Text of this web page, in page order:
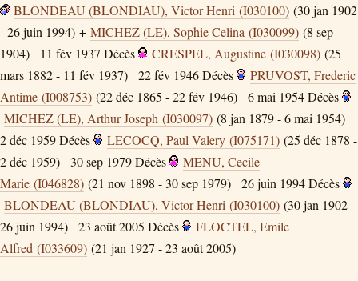
BLONDEAU (BLONDIAU), Victor Henri (I030100) (30 jan 1902
- 26 juin 1994) + MICHEZ (LE), Sophie Celina (I030099) (8 sep
1904)
11 fév 1937 Décès CRESPEL, Augustine (I030098) (25
mars 1882 - 11 fév 1937)
22 fév 1946Décès
PRUVOST, Frederic
Antime (I008753) (22 déc 1865 - 22 fév 1946) 6 mai 1954Décès
MICHEZ (LE), Arthur Joseph (I030097) (8 jan 1879 - 6 mai 1954)
2 déc 1959Décès LECOCQ, Paul Valery (I075171) (25 déc 1878 -
2 déc 1959)
30 sep 1979Décès
MENU, Cecile
Marie (I046828) (21 nov 1898 - 30 sep 1979) 26 juin 1994Décès
BLONDEAU (BLONDIAU), Victor Henri (I030100) (30 jan 1902 -
26 juin 1994)
23 août 2005 Décès
FLOCTEL, Emile
Alfred (I033609) (21 jan 1927 - 23 août 2005)